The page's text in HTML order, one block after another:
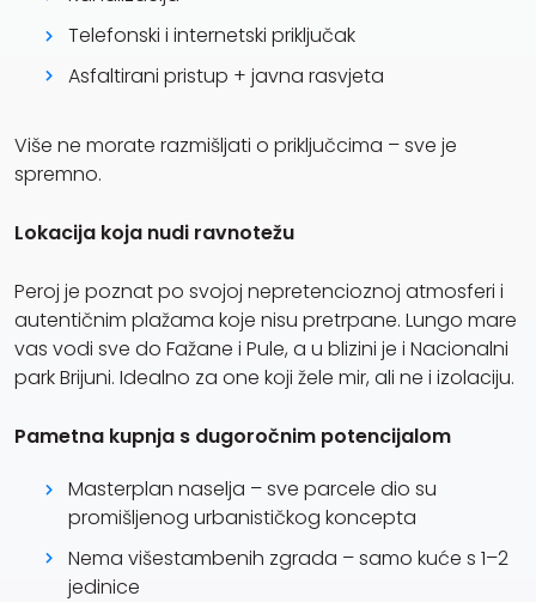
Telefonski i internetski priključak
Asfaltirani pristup + javna rasvjeta
Više ne morate razmišljati o priključcima – sve je
spremno.
Lokacija koja nudi ravnotežu
Peroj je poznat po svojoj nepretencioznoj atmosferi i
autentičnim plažama koje nisu pretrpane. Lungo mare
vas vodi sve do Fažane i Pule, a u blizini je i Nacionalni
park Brijuni. Idealno za one koji žele mir, ali ne i izolaciju.
Pametna kupnja s dugoročnim potencijalom
Masterplan naselja – sve parcele dio su
promišljenog urbanističkog koncepta
Nema višestambenih zgrada – samo kuće s 1–2
jedinice